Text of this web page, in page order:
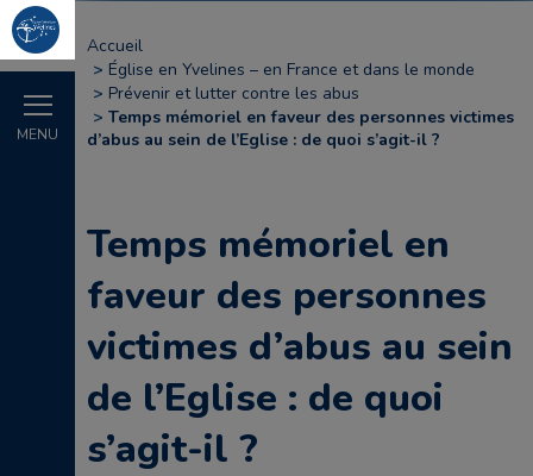
MENU
Accueil
Église en Yvelines – en France et dans le monde
Prévenir et lutter contre les abus
Temps mémoriel en faveur des personnes victimes
d’abus au sein de l’Eglise : de quoi s’agit-il ?
Temps mémoriel en
faveur des personnes
victimes d’abus au sein
de l’Eglise : de quoi
s’agit-il ?